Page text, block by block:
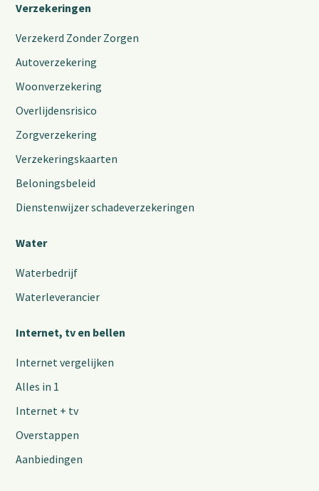
Verzekeringen
Verzekerd Zonder Zorgen
Autoverzekering
Woonverzekering
Overlijdensrisico
Zorgverzekering
Verzekeringskaarten
Beloningsbeleid
Dienstenwijzer schadeverzekeringen
Water
Waterbedrijf
Waterleverancier
Internet, tv en bellen
Internet vergelijken
Alles in 1
Internet + tv
Overstappen
Aanbiedingen